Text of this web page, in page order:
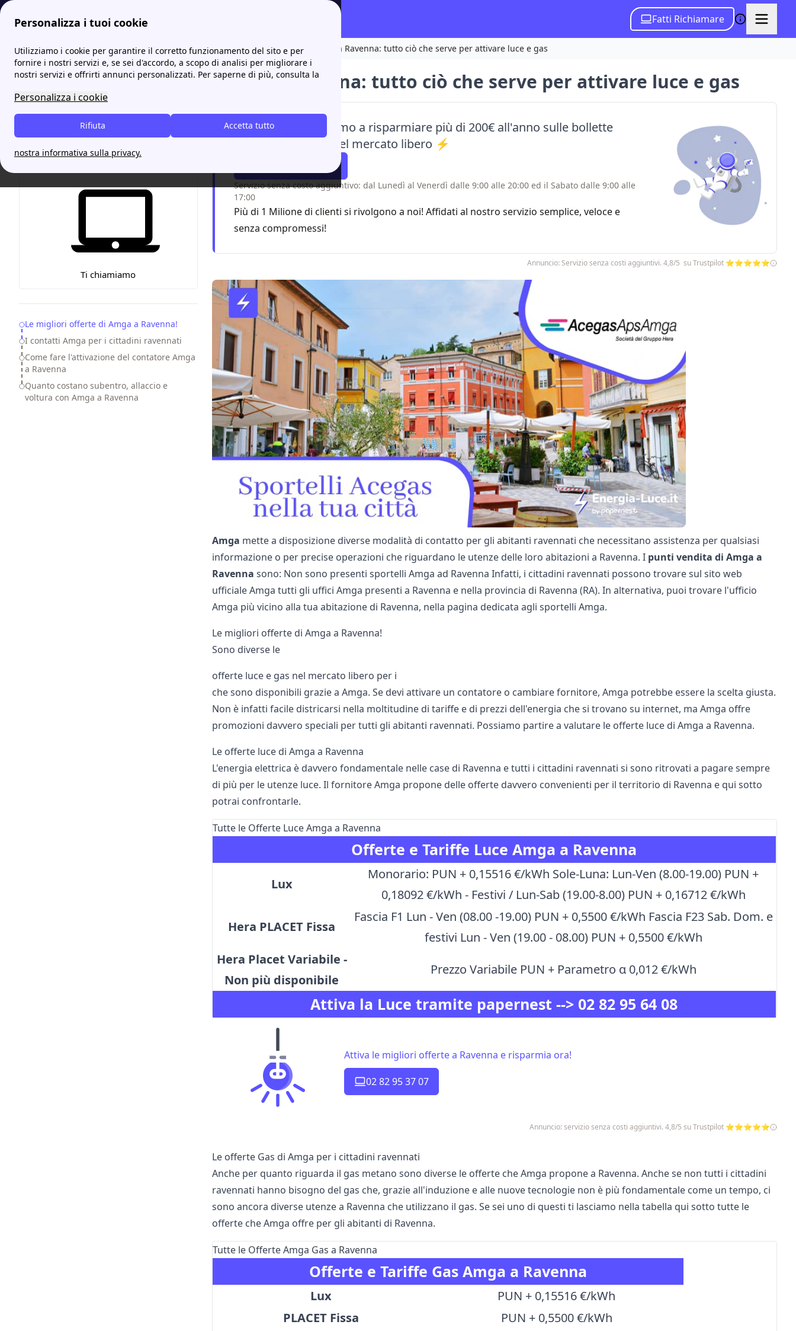
Personalizza i tuoi cookie
Utilizziamo i cookie per garantire il corretto funzionamento del sito e per
fornire i nostri servizi e, se sei d'accordo, a scopo di analisi per migliorare i
nostri servizi e offrirti annunci personalizzati. Per saperne di più, consulta la
Personalizza i cookie
Accetta tutto
Rifiuta
nostra informativa sulla privacy.
Fatti Richiamare
Energia-Luce.it Tutti gli sportelli ACEGASAMGA: gli indirizzi e i contatti Amga a Ravenna: tutto ciò che serve per attivare luce e gas
Ti chiamiamo
Table of Contents
Le migliori offerte di Amga a Ravenna!
I contatti Amga per i cittadini ravennati
Come fare l'attivazione del contatore Amga
a Ravenna
Quanto costano subentro, allaccio e
voltura con Amga a Ravenna
Amga a Ravenna: tutto ciò che serve per attivare luce e gas
Chiamaci e ti aiutiamo a risparmiare più di 200€ all'anno sulle bollette
grazie alle offerte del mercato libero ⚡
Servizio senza costo aggiuntivo: dal Lunedì al Venerdì dalle 9:00 alle 20:00 ed il Sabato dalle 9:00 alle
17:00
Più di 1 Milione di clienti si rivolgono a noi! Affidati al nostro servizio semplice, veloce e
senza compromessi!
Annuncio: Servizio senza costi aggiuntivi. 4,8/5 su Trustpilot ⭐⭐⭐⭐⭐
Amga mette a disposizione diverse modalità di contatto per gli abitanti ravennati che necessitano assistenza per qualsiasi
informazione o per precise operazioni che riguardano le utenze delle loro abitazioni a Ravenna. I punti vendita di Amga a
Ravenna sono: Non sono presenti sportelli Amga ad Ravenna Infatti, i cittadini ravennati possono trovare sul sito web
ufficiale Amga tutti gli uffici Amga presenti a Ravenna e nella provincia di Ravenna (RA). In alternativa, puoi trovare l'ufficio
Amga più vicino alla tua abitazione di Ravenna, nella pagina dedicata agli sportelli Amga.
Le migliori offerte di Amga a Ravenna!
Sono diverse le
offerte luce e gas nel mercato libero per i
che sono disponibili grazie a Amga. Se devi attivare un contatore o cambiare fornitore, Amga potrebbe essere la scelta giusta.
Non è infatti facile districarsi nella moltitudine di tariffe e di prezzi dell'energia che si trovano su internet, ma Amga offre
promozioni davvero speciali per tutti gli abitanti ravennati. Possiamo partire a valutare le offerte luce di Amga a Ravenna.
Le offerte luce di Amga a Ravenna
L'energia elettrica è davvero fondamentale nelle case di Ravenna e tutti i cittadini ravennati si sono ritrovati a pagare sempre
di più per le utenze luce. Il fornitore Amga propone delle offerte davvero convenienti per il territorio di Ravenna e qui sotto
potrai confrontarle.
Tutte le Offerte Luce Amga a Ravenna
Attiva la Luce tramite papernest --> 02 82 95 64 08
Offerte e Tariffe Luce Amga a Ravenna
Lux
Monorario: PUN + 0,15516 €/kWh Sole-Luna: Lun-Ven (8.00-19.00) PUN +
0,18092 €/kWh - Festivi / Lun-Sab (19.00-8.00) PUN + 0,16712 €/kWh
Hera PLACET Fissa
Fascia F1 Lun - Ven (08.00 -19.00) PUN + 0,5500 €/kWh Fascia F23 Sab. Dom. e
festivi Lun - Ven (19.00 - 08.00) PUN + 0,5500 €/kWh
Hera Placet Variabile -
Non più disponibile
Prezzo Variabile PUN + Parametro α 0,012 €/kWh
Attiva le migliori offerte a Ravenna e risparmia ora!
02 82 95 37 07
Annuncio: servizio senza costi aggiuntivi. 4,8/5 su Trustpilot ⭐⭐⭐⭐⭐
Le offerte Gas di Amga per i cittadini ravennati
Anche per quanto riguarda il gas metano sono diverse le offerte che Amga propone a Ravenna. Anche se non tutti i cittadini
ravennati hanno bisogno del gas che, grazie all'induzione e alle nuove tecnologie non è più fondamentale come un tempo, ci
sono ancora diverse utenze a Ravenna che utilizzano il gas. Se sei uno di questi ti lasciamo nella tabella qui sotto tutte le
offerte che Amga offre per gli abitanti di Ravenna.
Tutte le Offerte Amga Gas a Ravenna
Offerte e Tariffe Gas Amga a Ravenna
Lux
PUN + 0,15516 €/kWh
PLACET Fissa
PUN + 0,5500 €/kWh